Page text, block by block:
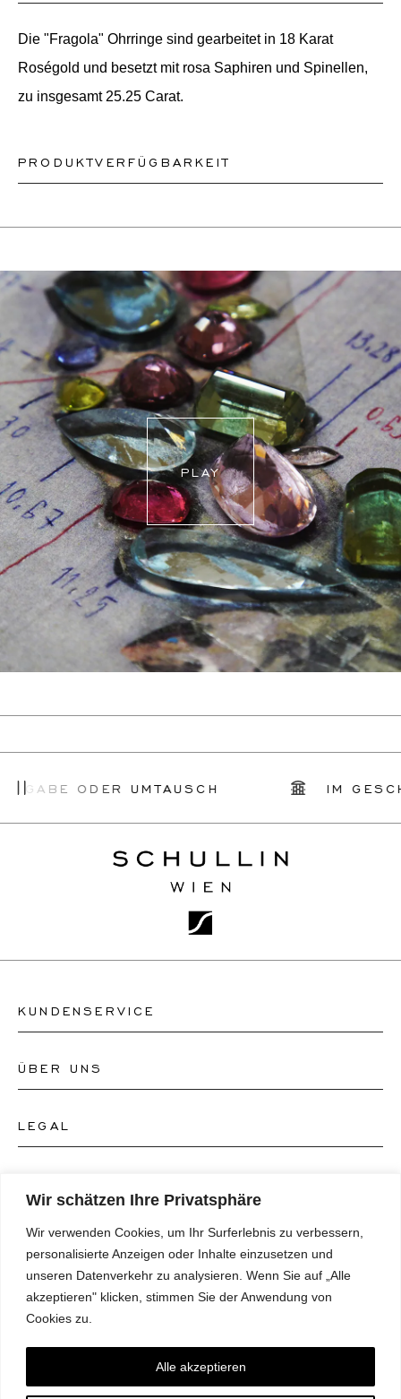
Wir schätzen Ihre Privatsphäre
Wir verwenden Cookies, um Ihr Surferlebnis zu verbessern,
personalisierte Anzeigen oder Inhalte einzusetzen und
unseren Datenverkehr zu analysieren. Wenn Sie auf „Alle
akzeptieren" klicken, stimmen Sie der Anwendung von
Cookies zu.
Alle akzeptieren
Die "Fragola" Ohrringe sind gearbeitet in 18 Karat
Roségold und besetzt mit rosa Saphiren und Spinellen,
zu insgesamt 25.25 Carat.
PRODUKTVERFÜGBARKEIT
Dies kann zwischen 2 Wochen und 6 Monaten dauern.
Für weitere Informationen wenden Sie sich bitte an
onlineshop@schullin.com
PLAY
ODER UMTAUSCH IM
KUNDENSERVICE
Kontakt Uhrengeschäft
ÜBER UNS
Über uns
Magazin
Presse
LEGAL
Datenschutzrichtlinie
Impressum
Barrierefreiheitserklärung
Einwilligungspräferenzen
Instagram
Facebook
SPRACHE
Deutsch
English
NEWSLETTER